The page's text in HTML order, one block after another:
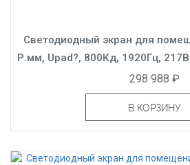
Светодиодный экран для
Р.мм, Upad?, 800Кд, 1920Гц,
298 988 ₽
В КОРЗИНУ